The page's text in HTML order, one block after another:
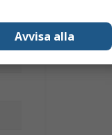
Avvisa alla